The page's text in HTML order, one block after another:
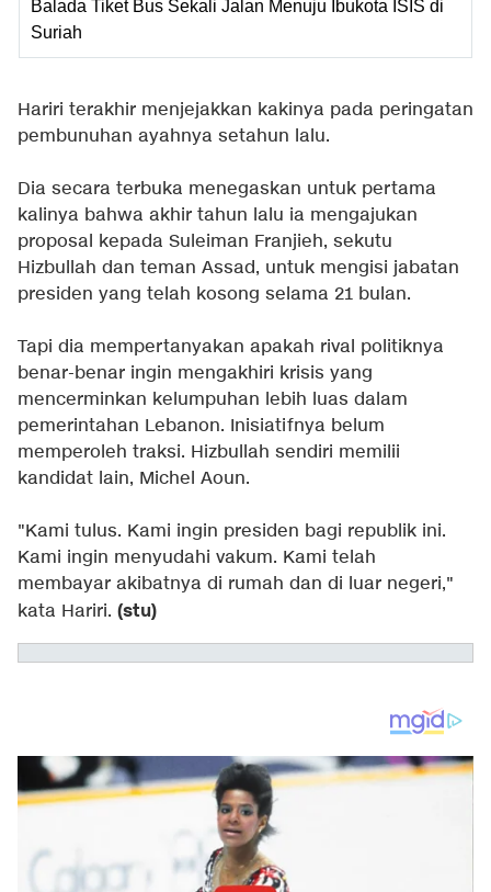
Balada Tiket Bus Sekali Jalan Menuju Ibukota ISIS di
Suriah
Hariri terakhir menjejakkan kakinya pada peringatan
pembunuhan ayahnya setahun lalu.
Dia secara terbuka menegaskan untuk pertama
kalinya bahwa akhir tahun lalu ia mengajukan
proposal kepada Suleiman Franjieh, sekutu
Hizbullah dan teman Assad, untuk mengisi jabatan
presiden yang telah kosong selama 21 bulan.
Tapi dia mempertanyakan apakah rival politiknya
benar-benar ingin mengakhiri krisis yang
mencerminkan kelumpuhan lebih luas dalam
pemerintahan Lebanon. Inisiatifnya belum
memperoleh traksi. Hizbullah sendiri memilii
kandidat lain, Michel Aoun.
"Kami tulus. Kami ingin presiden bagi republik ini.
Kami ingin menyudahi vakum. Kami telah
membayar akibatnya di rumah dan di luar negeri,"
kata Hariri. (stu)